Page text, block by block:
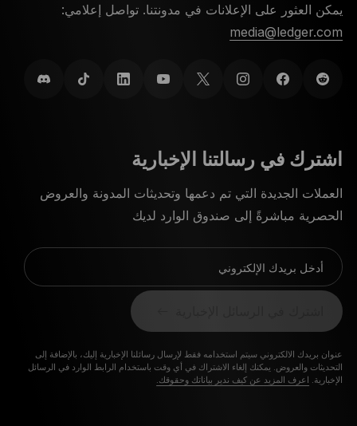
يمكن العثور على الإعلانات في مدونتنا. تواصل إعلامي:
media@ledger.com
اشترك في رسالتنا الإخبارية
العملات الجديدة التي تم دعمها وتحديثات المدونة والعروض
الحصرية مباشرةً إلى صندوق الوارد لديك
أدخل بريدك الإلكتروني
عنوان بريدك الالكتروني سيتم استخدامه فقط لإرسال رسائلنا الإخبارية إليك، بالإضافة إلى
التحديثات والعروض. يمكنك إلغاء الاشتراك في أي وقت باستخدام الرابط الوارد في الرسائل
الإخبارية. اعرف المزيد عن كيف ندير بياناتك وحقوقك.